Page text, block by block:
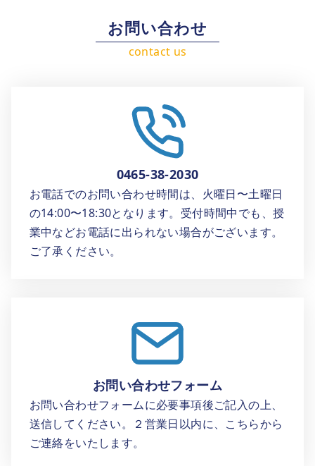
お問い合わせ
0465-38-2030
お電話でのお問い合わせ時間は、火曜日〜土曜日
の14:00〜18:30となります。受付時間中でも、授
業中などお電話に出られない場合がございます。
ご了承ください。
お問い合わせフォーム
お問い合わせフォームに必要事項後ご記入の上、
送信してください。２営業日以内に、こちらから
ご連絡をいたします。